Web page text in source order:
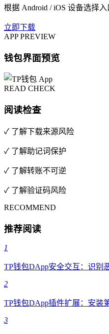
根据 Android / iOS 设备选择
立即下载
APP PREVIEW
钱包界面预览
READ CHECK
阅读检查
✓ 了解下载来源风险
✓ 了解助记词保护
✓ 了解转账不可逆
✓ 了解验证码风险
RECOMMEND
推荐阅读
1
TP钱包DApp安全交互：识别
2
TP钱包DApp插件扩展：安装
3